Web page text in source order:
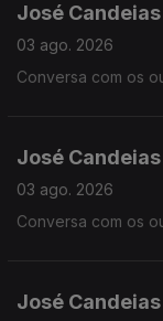
José
03 ago. 2026
Conversa com os
José Candeias
03 ago. 2026
Conversa com os
José